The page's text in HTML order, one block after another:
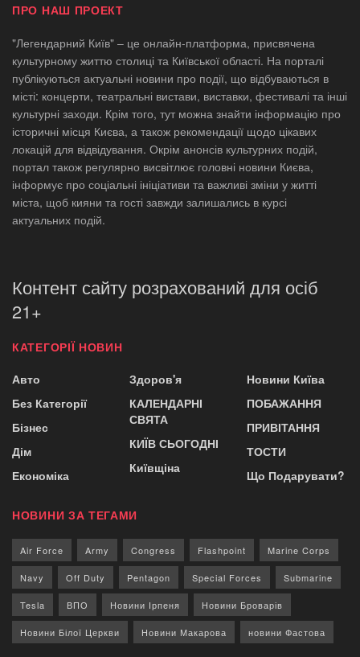
ПРО НАШ ПРОЕКТ
"Легендарний Київ" – це онлайн-платформа, присвячена
культурному життю столиці та Київської області. На порталі
публікуються актуальні новини про події, що відбуваються в
місті: концерти, театральні вистави, виставки, фестивалі та інші
культурні заходи. Крім того, тут можна знайти інформацію про
історичні місця Києва, а також рекомендації щодо цікавих
локацій для відвідування. Окрім анонсів культурних подій,
портал також регулярно висвітлює головні новини Києва,
інформує про соціальні ініціативи та важливі зміни у житті
міста, щоб кияни та гості завжди залишались в курсі
актуальних подій.
Контент сайту розрахований для осіб
21+
КАТЕГОРІЇ НОВИН
Авто
Без Категорії
Бізнес
Дім
Економіка
Здоров'я
КАЛЕНДАРНІ
СВЯТА
КИЇВ СЬОГОДНІ
Київщіна
Новини Київа
ПОБАЖАННЯ
ПРИВІТАННЯ
ТОСТИ
Що Подарувати?
НОВИНИ ЗА ТЕГАМИ
Air Force Army Congress Flashpoint Marine Corps
Navy Off Duty Pentagon Special Forces Submarine
Tesla ВПО Новини Ірпеня Новини Броварів
Новини Білої Церкви Новини Макарова новини Фастова